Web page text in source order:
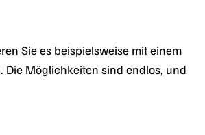
Sie es beispielsweise mit einem
Möglichkeiten sind endlos, und